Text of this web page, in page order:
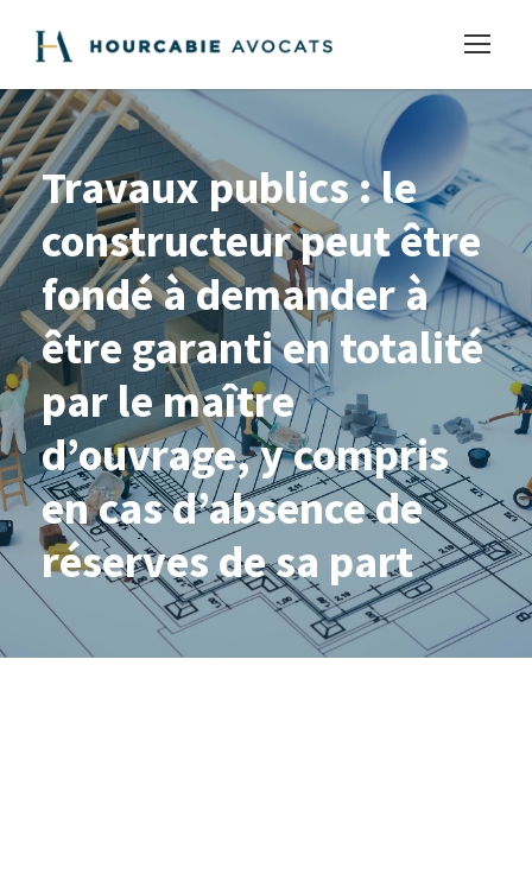
Travaux publics : le
constructeur peut être
fondé à demander à
être garanti en totalité
par le maître
d’ouvrage, y compris
en cas d’absence de
réserves de sa part